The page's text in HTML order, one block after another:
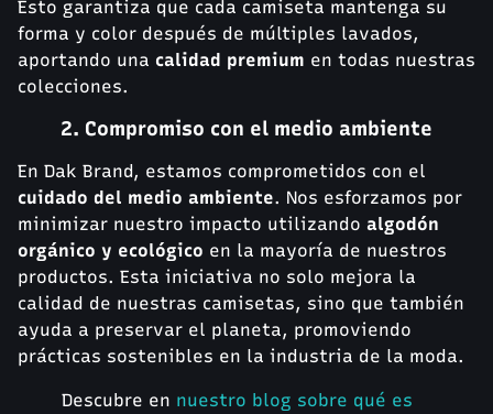
Esto garantiza que cada camiseta mantenga su
forma y color después de múltiples lavados,
aportando una calidad premium en todas nuestras
colecciones.
2. Compromiso con el medio ambiente
En Dak Brand, estamos comprometidos con el
cuidado del medio ambiente. Nos esforzamos por
minimizar nuestro impacto utilizando algodón
orgánico y ecológico en la mayoría de nuestros
productos. Esta iniciativa no solo mejora la
calidad de nuestras camisetas, sino que también
ayuda a preservar el planeta, promoviendo
prácticas sostenibles en la industria de la moda.
Descubre en nuestro blog sobre qué es